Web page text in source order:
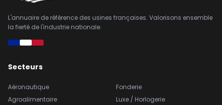
L'annuaire de référence des usines françaises. Valorisons ensemble
la fierté de l'industrie nationale.
Secteurs
Aéronautique
Agroalimentaire
Fonderie
Luxe / Horlogerie